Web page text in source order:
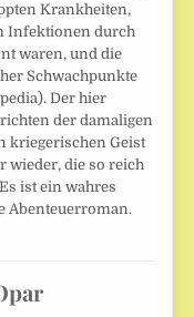
Krankheiten,
Infektionen durch
waren, und die
Schwachpunkte
Der hier
der damaligen
kriegerischen Geist
wieder, die so reich
ist ein wahres
Abenteuerroman.